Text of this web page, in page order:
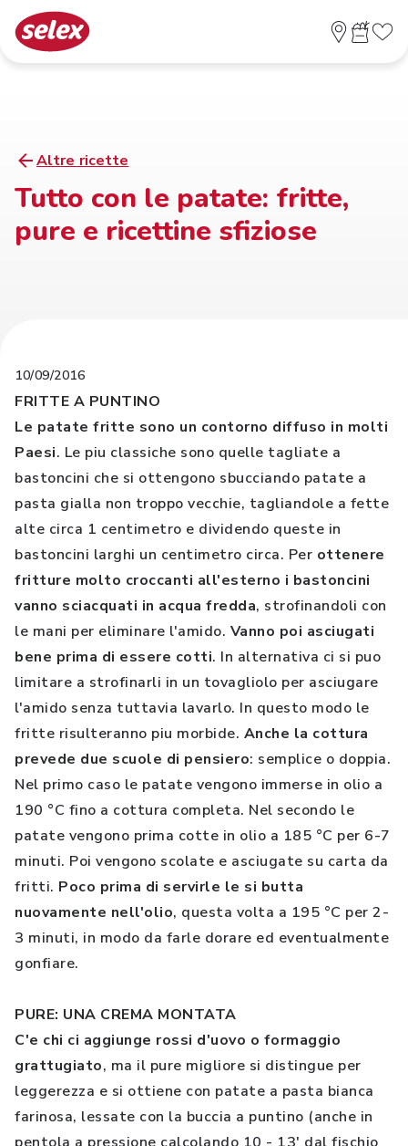
Altre ricette
Tutto con le patate: fritte,
pure e ricettine sfiziose
10/09/2016
FRITTE A PUNTINO
Le patate fritte sono un contorno diffuso in molti
Paesi. Le piu classiche sono quelle tagliate a
bastoncini che si ottengono sbucciando patate a
pasta gialla non troppo vecchie, tagliandole a fette
alte circa 1 centimetro e dividendo queste in
bastoncini larghi un centimetro circa. Per ottenere
fritture molto croccanti all'esterno i bastoncini
vanno sciacquati in acqua fredda, strofinandoli con
le mani per eliminare l'amido. Vanno poi asciugati
bene prima di essere cotti. In alternativa ci si puo
limitare a strofinarli in un tovagliolo per asciugare
l'amido senza tuttavia lavarlo. In questo modo le
fritte risulteranno piu morbide. Anche la cottura
prevede due scuole di pensiero: semplice o doppia.
Nel primo caso le patate vengono immerse in olio a
190 °C fino a cottura completa. Nel secondo le
patate vengono prima cotte in olio a 185 °C per 6-7
minuti. Poi vengono scolate e asciugate su carta da
fritti. Poco prima di servirle le si butta
nuovamente nell'olio, questa volta a 195 °C per 2-
3 minuti, in modo da farle dorare ed eventualmente
gonfiare.
PURE: UNA CREMA MONTATA
C'e chi ci aggiunge rossi d'uovo o formaggio
grattugiato, ma il pure migliore si distingue per
leggerezza e si ottiene con patate a pasta bianca
farinosa, lessate con la buccia a puntino (anche in